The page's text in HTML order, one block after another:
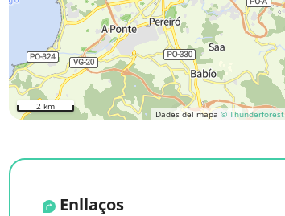
Dades del mapa © Thunderforest
2 km
Enllaços